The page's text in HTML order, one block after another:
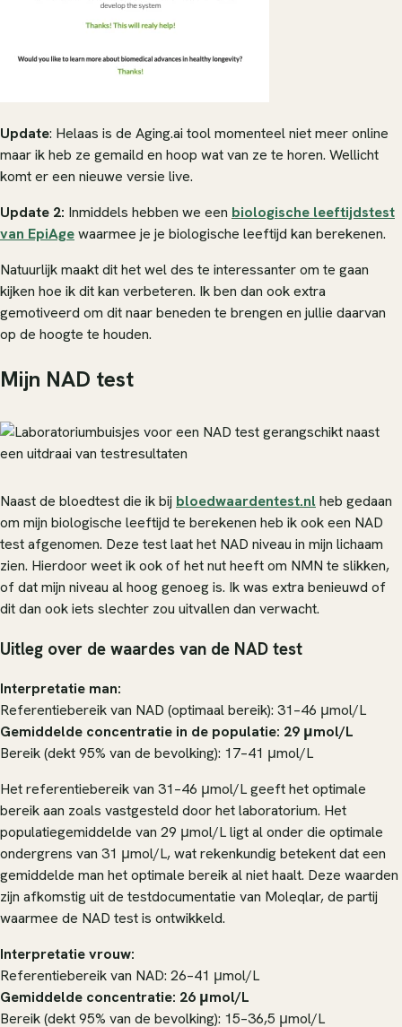
Update: Helaas is de Aging.ai tool momenteel niet meer online
maar ik heb ze gemaild en hoop wat van ze te horen. Wellicht
komt er een nieuwe versie live.
Update 2: Inmiddels hebben we een biologische leeftijdstest
van EpiAgewaarmee je je biologische leeftijd kan berekenen.
Natuurlijk maakt dit het wel des te interessanter om te gaan
kijken hoe ik dit kan verbeteren. Ik ben dan ook extra
gemotiveerd om dit naar beneden te brengen en jullie daarvan
op de hoogte te houden.
Mijn NAD test
Naast de bloedtest die ik bij bloedwaardentest.nl heb gedaan
om mijn biologische leeftijd te berekenen heb ik ook een NAD
test afgenomen. Deze test laat het NAD niveau in mijn lichaam
zien. Hierdoor weet ik ook of het nut heeft om NMN te slikken,
of dat mijn niveau al hoog genoeg is. Ik was extra benieuwd of
dit dan ook iets slechter zou uitvallen dan verwacht.
Uitleg over de waardes van de NAD test
Interpretatie man:
Referentiebereik van NAD (optimaal bereik): 31–46 μmol/L
Gemiddelde concentratie in de populatie: 29 μmol/L
Bereik (dekt 95% van de bevolking): 17–41 μmol/L
Het referentiebereik van 31–46 μmol/L geeft het optimale
bereik aan zoals vastgesteld door het laboratorium. Het
populatiegemiddelde van 29 μmol/L ligt al onder die optimale
ondergrens van 31 μmol/L, wat rekenkundig betekent dat een
gemiddelde man het optimale bereik al niet haalt. Deze waarden
zijn afkomstig uit de testdocumentatie van Moleqlar, de partij
waarmee de NAD test is ontwikkeld.
Interpretatie vrouw:
Referentiebereik van NAD: 26–41 μmol/L
Gemiddelde concentratie: 26 μmol/L
Bereik (dekt 95% van de bevolking): 15–36,5 μmol/L